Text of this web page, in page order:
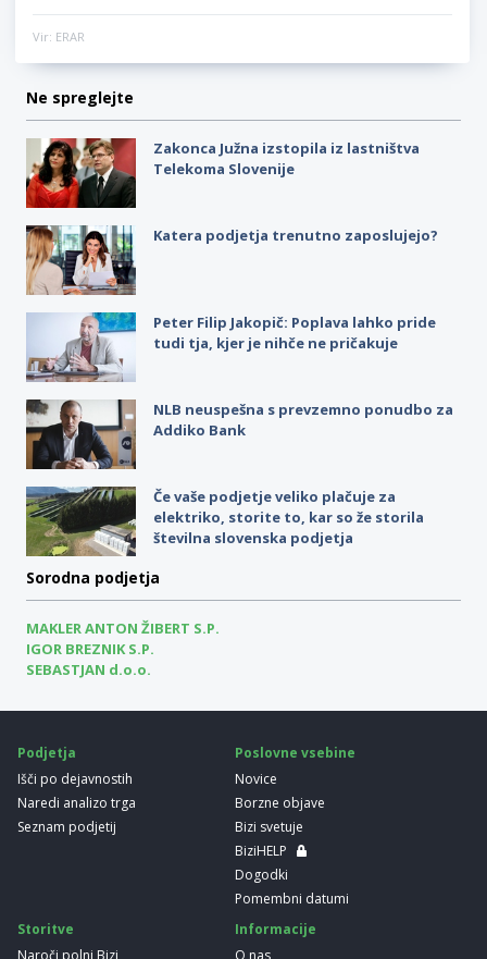
Vir: ERAR
Ne spreglejte
Zakonca Južna izstopila iz lastništva
Telekoma Slovenije
Katera podjetja trenutno zaposlujejo?
Peter Filip Jakopič: Poplava lahko pride
tudi tja, kjer je nihče ne pričakuje
NLB neuspešna s prevzemno ponudbo za
Addiko Bank
Če vaše podjetje veliko plačuje za
elektriko, storite to, kar so že storila
številna slovenska podjetja
Sorodna podjetja
MAKLER ANTON ŽIBERT S.P.
IGOR BREZNIK S.P.
SEBASTJAN d.o.o.
Podjetja
Išči po dejavnostih
Naredi analizo trga
Seznam podjetij
Poslovne vsebine
Novice
Borzne objave
Bizi svetuje
BiziHELP
Dogodki
Pomembni datumi
Storitve
Naroči polni Bizi
Informacije
O nas